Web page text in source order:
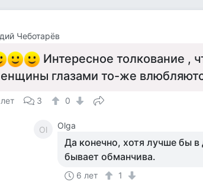
Чеботарёв
Интересное толкование ,
глазами то-же
3 0
Ol Olga
Да конечно, хотя лучше бы
бывает обманчива.
6 лет 1